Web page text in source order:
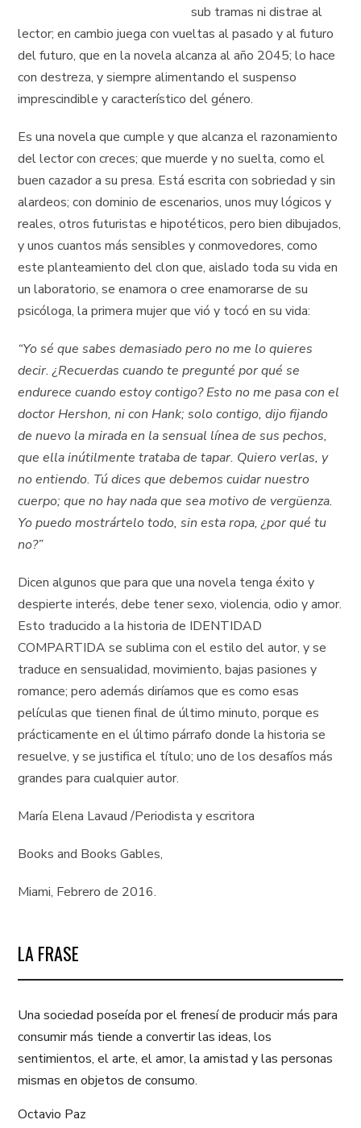
sub tramas ni distrae al
lector; en cambio juega con vueltas al pasado y al futuro
del futuro, que en la novela alcanza al año 2045; lo hace
con destreza, y siempre alimentando el suspenso
imprescindible y característico del género.
Es una novela que cumple y que alcanza el razonamiento
del lector con creces; que muerde y no suelta, como el
buen cazador a su presa. Está escrita con sobriedad y sin
alardeos; con dominio de escenarios, unos muy lógicos y
reales, otros futuristas e hipotéticos, pero bien dibujados,
y unos cuantos más sensibles y conmovedores, como
este planteamiento del clon que, aislado toda su vida en
un laboratorio, se enamora o cree enamorarse de su
psicóloga, la primera mujer que vió y tocó en su vida:
“Yo sé que sabes demasiado pero no me lo quieres
decir. ¿Recuerdas cuando te pregunté por qué se
endurece cuando estoy contigo? Esto no me pasa con el
doctor Hershon, ni con Hank; solo contigo, dijo fijando
de nuevo la mirada en la sensual línea de sus pechos,
que ella inútilmente trataba de tapar. Quiero verlas, y
no entiendo. Tú dices que debemos cuidar nuestro
cuerpo; que no hay nada que sea motivo de vergüenza.
Yo puedo mostrártelo todo, sin esta ropa, ¿por qué tu
no?”
Dicen algunos que para que una novela tenga éxito y
despierte interés, debe tener sexo, violencia, odio y amor.
Esto traducido a la historia de IDENTIDAD
COMPARTIDA se sublima con el estilo del autor, y se
traduce en sensualidad, movimiento, bajas pasiones y
romance; pero además diríamos que es como esas
películas que tienen final de último minuto, porque es
prácticamente en el último párrafo donde la historia se
resuelve, y se justifica el título; uno de los desafíos más
grandes para cualquier autor.
María Elena Lavaud /Periodista y escritora
Books and Books Gables,
Miami, Febrero de 2016.
LA FRASE
Una sociedad poseída por el frenesí de producir más para
consumir más tiende a convertir las ideas, los
sentimientos, el arte, el amor, la amistad y las personas
mismas en objetos de consumo.
Octavio Paz